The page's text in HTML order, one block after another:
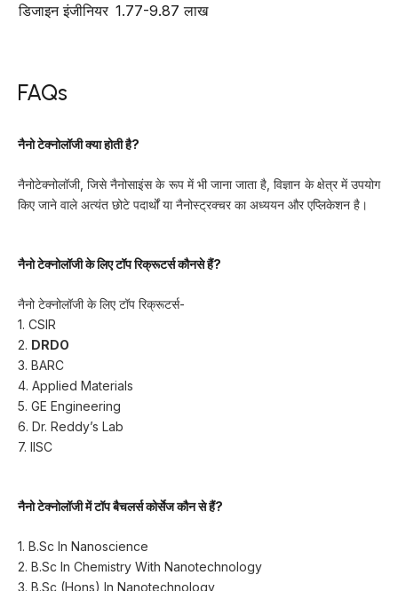
डिजाइन इंजीनियर 1.77-9.87 लाख
FAQs
नैनो टेक्नोलॉजी क्या होती है?
नैनोटेक्नोलॉजी, जिसे नैनोसाइंस के रूप में भी जाना जाता है, विज्ञान के क्षेत्र में उपयोग
किए जाने वाले अत्यंत छोटे पदार्थों या नैनोस्ट्रक्चर का अध्ययन और एप्लिकेशन है।
नैनो टेक्नोलॉजी के लिए टॉप रिक्रूटर्स कौनसे हैं?
नैनो टेक्नोलॉजी के लिए टॉप रिक्रूटर्स-
1. CSIR
2. DRDO
3. BARC
4. Applied Materials
5. GE Engineering
6. Dr. Reddy’s Lab
7. IISC
नैनो टेक्नोलॉजी में टॉप बैचलर्स कोर्सेज कौन से हैं?
1. B.Sc In Nanoscience
2. B.Sc In Chemistry With Nanotechnology
3. B.Sc (Hons) In Nanotechnology